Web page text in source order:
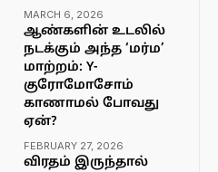
MARCH 6, 2026
ஆண்களின் உடலில்
நடக்கும் அந்த ‘மர்ம’
மாற்றம்: Y-
குரோமோசோம்
காணாமல் போவது
ஏன்?
FEBRUARY 27, 2026
விரதம் இருந்தால்